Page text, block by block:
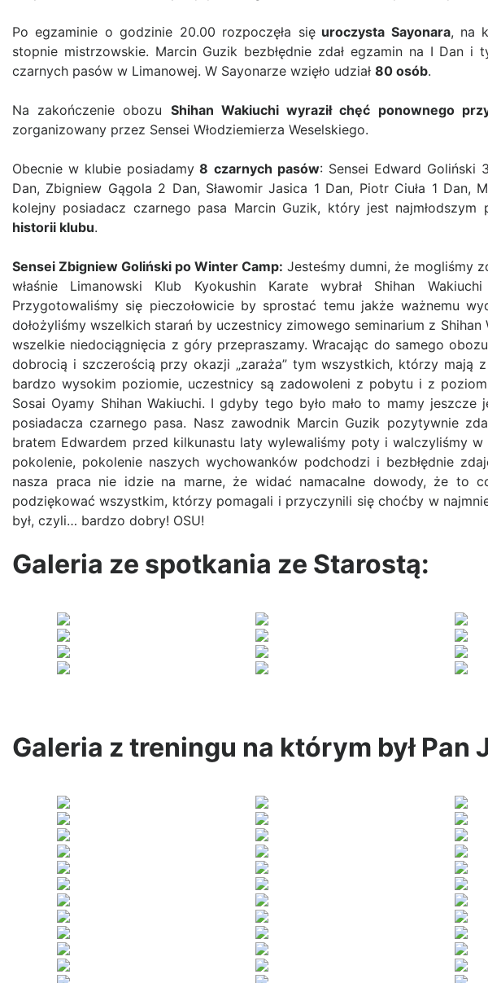
Po egzaminie o godzinie 20.00 rozpoczęła sięuroczysta Sayonara, na
stopnie mistrzowskie. Marcin Guzik bezbłędnie zdał egzamin na I Dan i
czarnych pasów w Limanowej. W Sayonarze wzięło udział 80 osób.
Na zakończenie obozu Shihan Wakiuchi wyraził chęć ponownego
zorganizowany przez Sensei Włodziemierza Weselskiego.
Obecnie w klubie posiadamy 8 czarnych pasów: Sensei Edward Goliński
Dan, Zbigniew Gągola 2 Dan, Sławomir Jasica 1 Dan, Piotr Ciuła 1
kolejny posiadacz czarnego pasa Marcin Guzik, który jest
historii klubu.
Sensei Zbigniew Goliński po Winter Camp: Jesteśmy dumni, że mogliśmy
właśnie Limanowski Klub Kyokushin Karate wybrał Shihan
Przygotowaliśmy się pieczołowicie by sprostać temu jakże ważnemu
dołożyliśmy wszelkich starań by uczestnicy zimowego seminarium z
wszelkie niedociągnięcia z góry przepraszamy. Wracając do samego
dobrocią i szczerością przy okazji „zaraża” tym wszystkich, którzy mają
bardzo wysokim poziomie, uczestnicy są zadowoleni z pobytu i z
Sosai Oyamy Shihan Wakiuchi. I gdyby tego było mało to mamy
posiadacza czarnego pasa. Nasz zawodnik Marcin Guzik pozytywnie
bratem Edwardem przed kilkunastu laty wylewaliśmy poty i walczyliśmy
pokolenie, pokolenie naszych wychowanków podchodzi i bezbłędnie
nasza praca nie idzie na marne, że widać namacalne dowody, że to
podziękować wszystkim, którzy pomagali i przyczynili się choćby w
był, czyli… bardzo dobry! OSU!
Galeria ze spotkania ze Starostą:
Galeria z treningu na którym był Pan